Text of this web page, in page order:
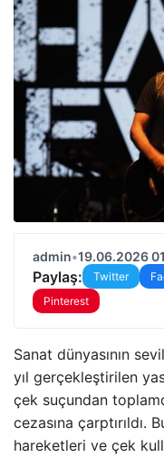
admin•19.06.2026
Paylaş: Twitter
Pinterest
Sanat dünyasının
yıl gerçekleştirilen
çek suçundan
cezasına çarptırıldı.
hareketleri ve çek